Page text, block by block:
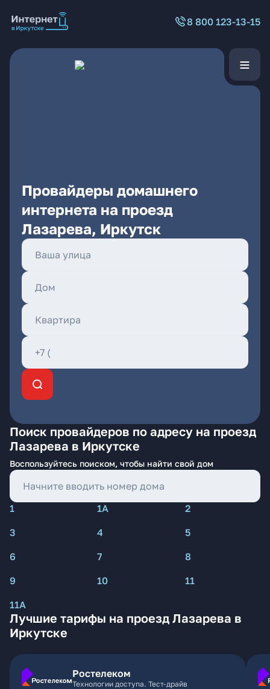
8 800 123-13-15
Провайдеры домашнего
интернета на проезд
Лазарева, Иркутск
Поиск провайдеров по адресу на проезд
Лазарева в Иркутске
Воспользуйтесь поиском, чтобы найти свой дом
1 1А
2
3
4
5
6
7
8
9
10
11
11А
Лучшие тарифы на проезд Лазарева в
Иркутске
Ростелеком
Технологии доступа. Тест-драйв